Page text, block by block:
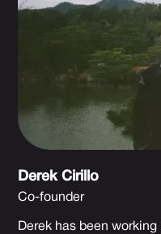
Derek Cirillo
Co-founder
Derek has been